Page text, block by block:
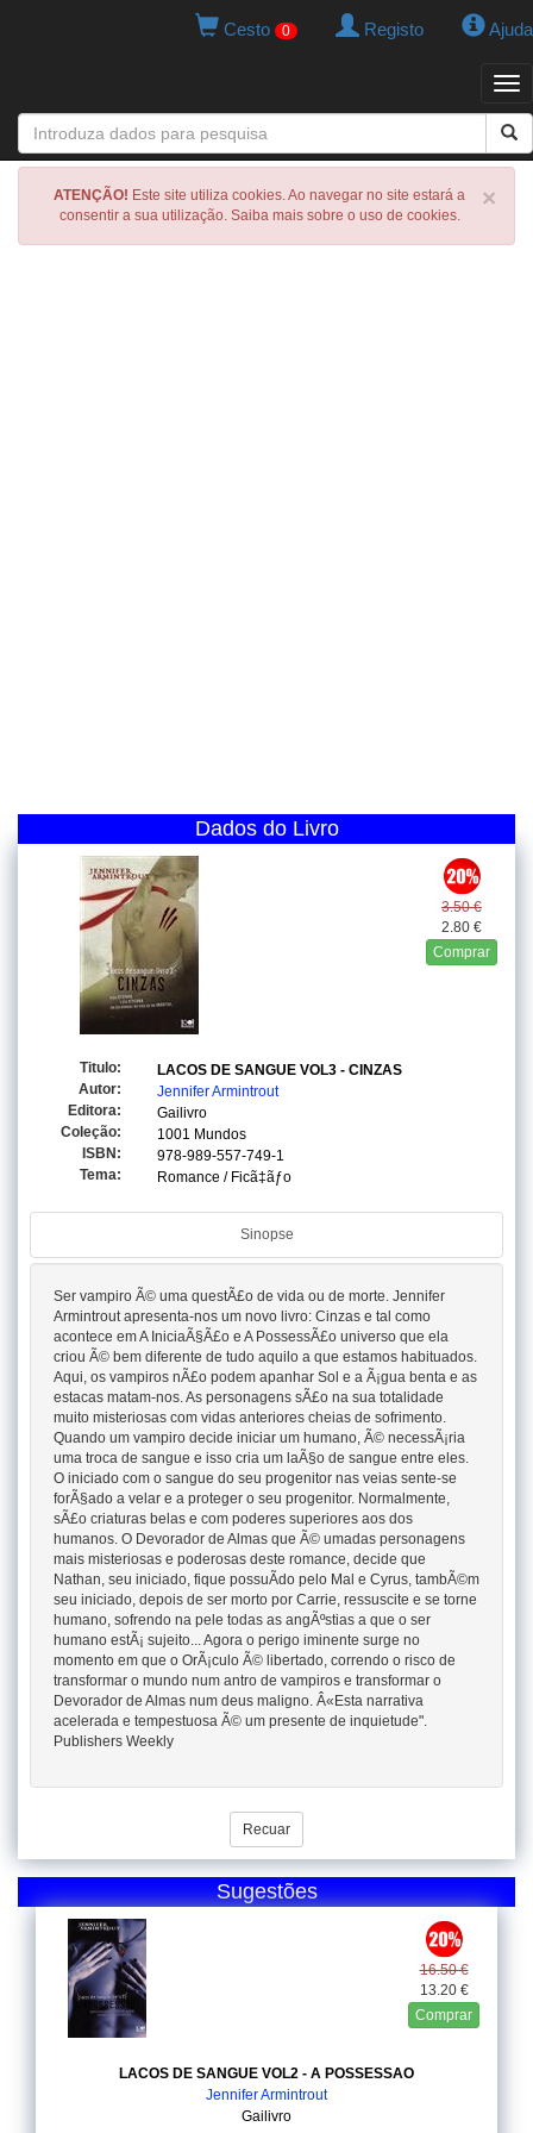
Cesto 0 Registo Ajuda
×
ATENÇÃO! Este site utiliza cookies. Ao navegar no site estará a
consentir a sua utilização. Saiba mais sobre o uso de cookies.
Dados do Livro
3.50 €
2.80 €
Comprar
Titulo:
LACOS DE SANGUE VOL3 - CINZAS
Autor:
Jennifer Armintrout
Editora:
Gailivro
Coleção:
1001 Mundos
ISBN:
978-989-557-749-1
Tema:
Romance / Ficã‡ãƒo
Sinopse
Ser vampiro Ã© uma questÃ£o de vida ou de morte. Jennifer
Armintrout apresenta-nos um novo livro: Cinzas e tal como
acontece em A IniciaÃ§Ã£o e A PossessÃ£o universo que ela
criou Ã© bem diferente de tudo aquilo a que estamos habituados.
Aqui, os vampiros nÃ£o podem apanhar Sol e a Ã¡gua benta e as
estacas matam-nos. As personagens sÃ£o na sua totalidade
muito misteriosas com vidas anteriores cheias de sofrimento.
Quando um vampiro decide iniciar um humano, Ã© necessÃ¡ria
uma troca de sangue e isso cria um laÃ§o de sangue entre eles.
O iniciado com o sangue do seu progenitor nas veias sente-se
forÃ§ado a velar e a proteger o seu progenitor. Normalmente,
sÃ£o criaturas belas e com poderes superiores aos dos
humanos. O Devorador de Almas que Ã© umadas personagens
mais misteriosas e poderosas deste romance, decide que
Nathan, seu iniciado, fique possuÃ­do pelo Mal e Cyrus, tambÃ©m
seu iniciado, depois de ser morto por Carrie, ressuscite e se torne
humano, sofrendo na pele todas as angÃºstias a que o ser
humano estÃ¡ sujeito... Agora o perigo iminente surge no
momento em que o OrÃ¡culo Ã© libertado, correndo o risco de
transformar o mundo num antro de vampiros e transformar o
Devorador de Almas num deus maligno. Â«Esta narrativa
acelerada e tempestuosa Ã© um presente de inquietude".
Publishers Weekly
Recuar
Sugestões
16.50 €
13.20 €
Comprar
LACOS DE SANGUE VOL2 - A POSSESSAO
Jennifer Armintrout
Gailivro